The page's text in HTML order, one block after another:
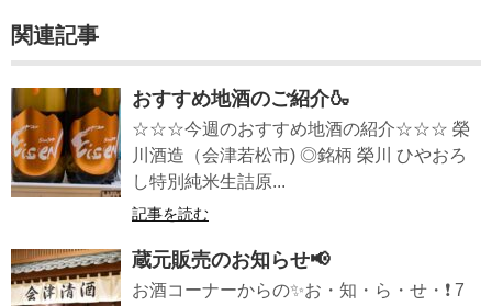
関連記事
おすすめ地酒のご紹介🍶
☆☆☆今週のおすすめ地酒の紹介☆☆☆ 榮
川酒造（会津若松市) ◎銘柄 榮川 ひやおろ
し特別純米生詰原...
記事を読む
蔵元販売のお知らせ📢
お酒コーナーからの✨お・知・ら・せ・❗ 7